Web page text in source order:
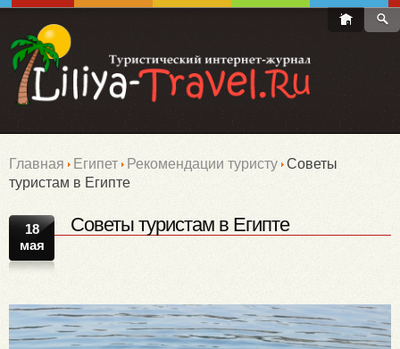
Главная Египет Рекомендации туристу Советы
туристам в Египте
18
мая
Советы туристам в Египте